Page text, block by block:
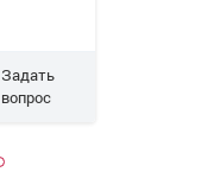
Задать
вопрос